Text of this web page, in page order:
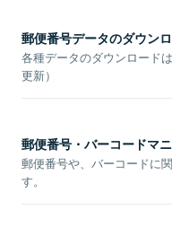
郵便番号データのダウン
各種データのダウンロード
更新）
郵便番号・バーコードマ
郵便番号や、バーコードに
す。